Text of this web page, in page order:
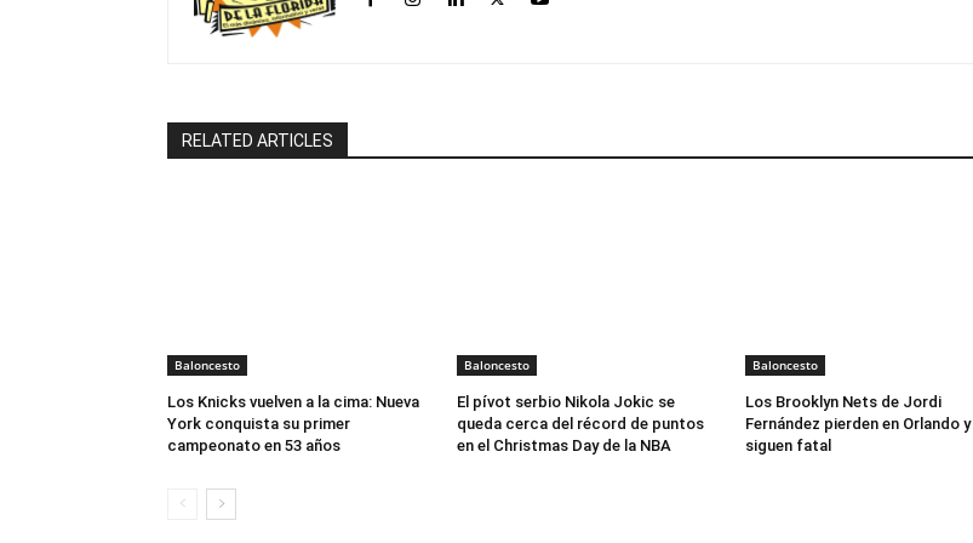
RELATED ARTICLES
Baloncesto
Los Knicks vuelven a la cima: Nueva
York conquista su primer
campeonato en 53 años
Baloncesto
El pívot serbio Nikola Jokic se
queda cerca del récord de puntos
en el Christmas Day de la NBA
Baloncesto
Los Brooklyn Nets de Jordi
Fernández pierden en Orlando y
siguen fatal